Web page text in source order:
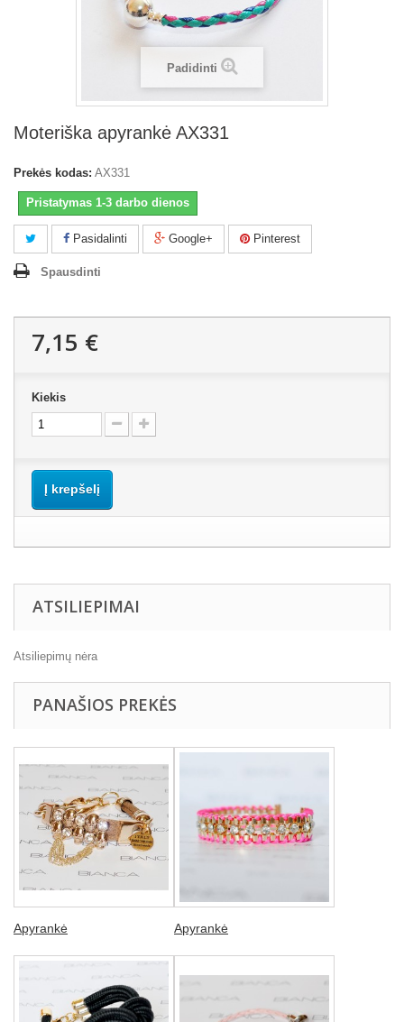
Padidinti
Moteriška apyrankė AX331
Prekės kodas: AX331
Pristatymas 1-3 darbo dienos
Pasidalinti Google+ Pinterest
Spausdinti
7,15 €
Kiekis
Į krepšelį
ATSILIEPIMAI
Atsiliepimų nėra
PANAŠIOS PREKĖS
Apyrankė Apyrankė